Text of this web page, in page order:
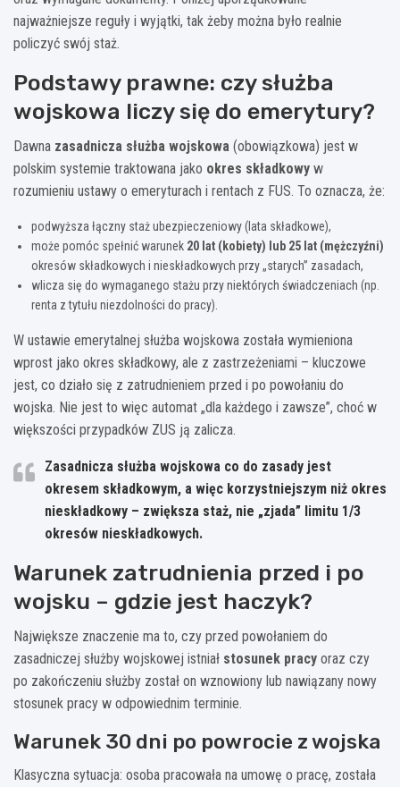
najważniejsze reguły i wyjątki, tak żeby można było realnie
policzyć swój staż.
Podstawy prawne: czy służba
wojskowa liczy się do emerytury?
Dawna zasadnicza służba wojskowa (obowiązkowa) jest w
polskim systemie traktowana jako okres składkowy w
rozumieniu ustawy o emeryturach i rentach z FUS. To oznacza, że:
podwyższa łączny staż ubezpieczeniowy (lata składkowe),
może pomóc spełnić warunek 20 lat (kobiety) lub 25 lat (mężczyźni)
okresów składkowych i nieskładkowych przy „starych” zasadach,
wlicza się do wymaganego stażu przy niektórych świadczeniach (np.
renta z tytułu niezdolności do pracy).
W ustawie emerytalnej służba wojskowa została wymieniona
wprost jako okres składkowy, ale z zastrzeżeniami – kluczowe
jest, co działo się z zatrudnieniem przed i po powołaniu do
wojska. Nie jest to więc automat „dla każdego i zawsze”, choć w
większości przypadków ZUS ją zalicza.
Zasadnicza służba wojskowa co do zasady jest
okresem składkowym, a więc korzystniejszym niż okres
nieskładkowy – zwiększa staż, nie „zjada” limitu 1/3
okresów nieskładkowych.
Warunek zatrudnienia przed i po
wojsku – gdzie jest haczyk?
Największe znaczenie ma to, czy przed powołaniem do
zasadniczej służby wojskowej istniał stosunek pracy oraz czy
po zakończeniu służby został on wznowiony lub nawiązany nowy
stosunek pracy w odpowiednim terminie.
Warunek 30 dni po powrocie z wojska
Klasyczna sytuacja: osoba pracowała na umowę o pracę, została